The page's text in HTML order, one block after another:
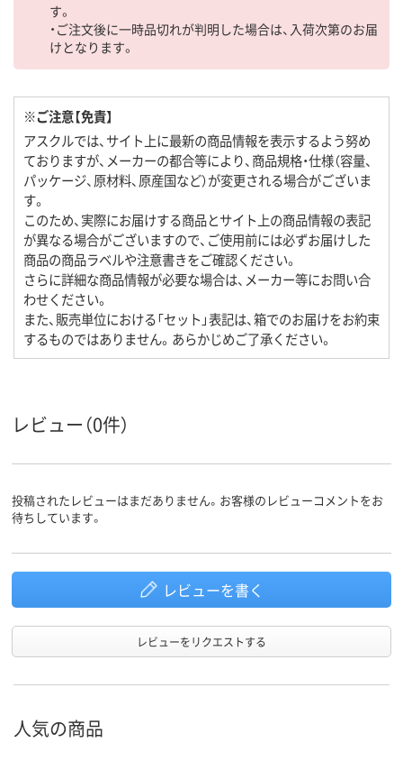
す。
・ご注文後に一時品切れが判明した場合は、入荷次第のお届
けとなります。
※ご注意【免責】
アスクルでは、サイト上に最新の商品情報を表示するよう努め
ておりますが、メーカーの都合等により、商品規格・仕様（容量、
パッケージ、原材料、原産国など）が変更される場合がございま
す。
このため、実際にお届けする商品とサイト上の商品情報の表記
が異なる場合がございますので、ご使用前には必ずお届けした
商品の商品ラベルや注意書きをご確認ください。
さらに詳細な商品情報が必要な場合は、メーカー等にお問い合
わせください。
また、販売単位における「セット」表記は、箱でのお届けをお約束
するものではありません。あらかじめご了承ください。
レビュー（0件）
投稿されたレビューはまだありません。お客様のレビューコメントをお
待ちしています。
レビューを書く
レビューをリクエストする
人気の商品